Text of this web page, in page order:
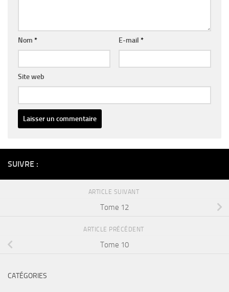
Nom * E-mail *
Site web
SUIVRE :
ARTICLE SUIVANT
Tome 12
ARTICLE PRÉCÉDENT
Tome 10
CATÉGORIES